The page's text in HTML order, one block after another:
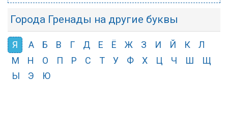
Города Гренады на другие буквы
Я А Б В Г Д Е Ё Ж З И Й К
Л
М
Н О П Р С Т У Ф Х Ц Ч Ш
Щ
Ы
Э Ю